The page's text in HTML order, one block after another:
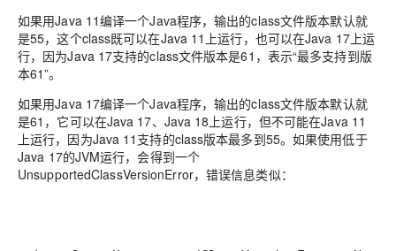
如果用Java 11编译一个Java程序，输出的class文件版本默认就
是55，这个class既可以在Java 11上运行，也可以在Java 17上运
行，因为Java 17支持的class文件版本是61，表示“最多支持到版
本61”。
如果用Java 17编译一个Java程序，输出的class文件版本默认就
是61，它可以在Java 17、Java 18上运行，但不可能在Java 11
上运行，因为Java 11支持的class版本最多到55。如果使用低于
Java 17的JVM运行，会得到一个
UnsupportedClassVersionError，错误信息类似：